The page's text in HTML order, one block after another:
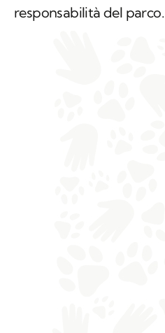
responsabilità del parco.